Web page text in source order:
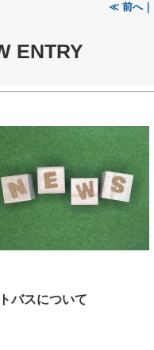
≪ 前へ｜
ENTRY
バスについて